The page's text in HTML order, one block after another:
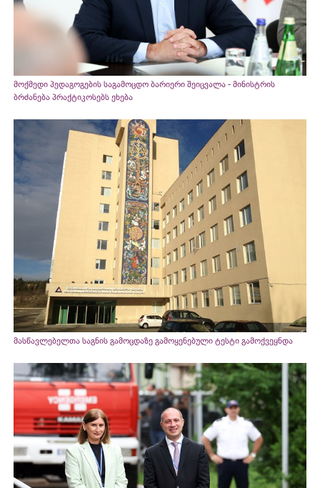
მოქმედი პედაგოგების საგამოცდო ბარიერი შეიცვალა - მინისტრის
ბრძანება პრაქტიკოსებს ეხება
მასწავლებელთა საგნის გამოცდაზე გამოყენებული ტესტი გამოქვეყნდა